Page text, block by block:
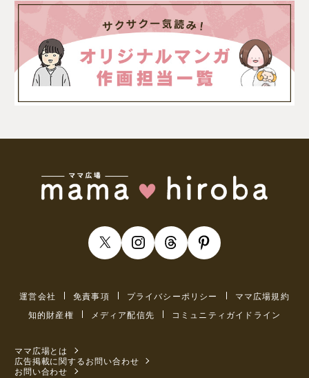
運営会社 免責事項 プライバシーポリシー
ママ広場規約
知的財産権
メディア配信先 コミュニティガイドライン
ママ広場とは
広告掲載に関するお問い合わせ
お問い合わせ